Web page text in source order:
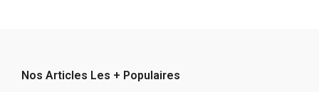
Nos Articles Les + Populaires